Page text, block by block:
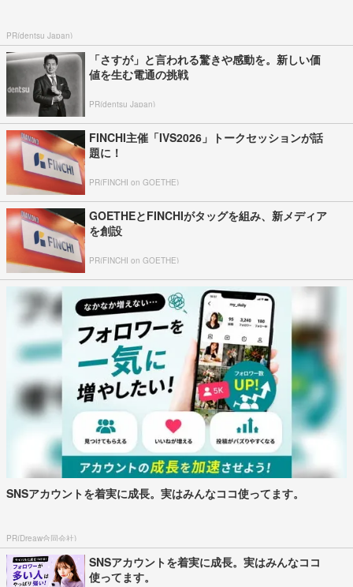
PR(dentsu Japan)
「さすが」と言われる驚きや感動を。新しい価
値を生む電通の挑戦
PR(dentsu Japan)
FINCHI主催「IVS2026」トークセッションが話
題に！
PR(FINCHI on GOETHE)
GOETHEとFINCHIがタッグを組み、新メディア
を創設
PR(FINCHI on GOETHE)
SNSアカウントを着実に成長。実はみんなココ使ってます。
PR(Dreaw合同会社)
SNSアカウントを着実に成長。実はみんなココ
使ってます。